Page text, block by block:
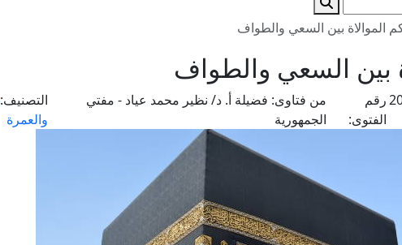
الموالاة بين السعي والطواف
بين السعي والطواف
2025رقم
الفتوى:
من فتاوى: فضيلة أ. د/ نظير محمد عياد - مفتي
الجمهورية
التصنيف:
والعمرة